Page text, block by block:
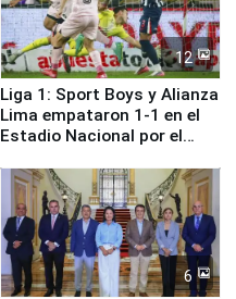
12
Liga 1: Sport Boys y Alianza
Lima empataron 1-1 en el
Estadio Nacional por el
6